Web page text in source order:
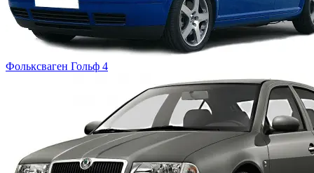
Фольксваген Гольф 4